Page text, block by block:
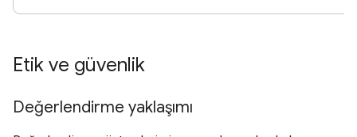
Etik ve güvenlik
Değerlendirme yaklaşımı